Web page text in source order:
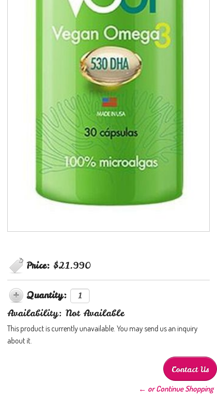
Price: $21.990
Quantity:
Availability: Not Available
This product is currently unavailable. You may send us an inquiry
about it.
Contact Us
← or Continue Shopping